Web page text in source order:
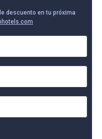
descuento en tu próxima